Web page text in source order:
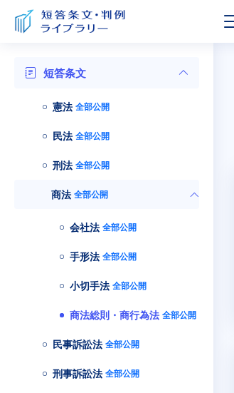
短答条文
憲法 全部公開
民法 全部公開
刑法 全部公開
商法 全部公開
会社法 全部公開
手形法 全部公開
小切手法 全部公開
商法総則・商行為法 全部公開
民事訴訟法 全部公開
刑事訴訟法 全部公開